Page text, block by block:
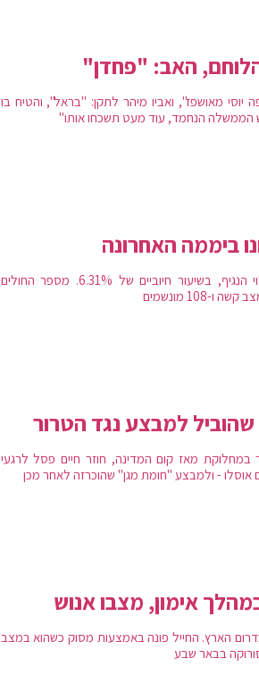
האב: "פחדן"
מאושפז", ואביו מיהר לתקן: "בראל", והטיח בו
הממשלה הנחמד, עוד מעט תשכחו אותו"
אתמול נערכו 104,699 בדיקות לגילוי הנגיף, בשיעור חיוביים של 6.31%. מספר החולים
למבצע נגד הטרור
במחלוקת מאז קום המדינה, חוזר חיים פסל לרגעי
- ולמבצע "חומת מגן" שהוכרזה לאחר מכן
אימון, מצבו אנוש
הארץ. החייל פונה באמצעות מסוק כשהוא במצב
בבאר שבע